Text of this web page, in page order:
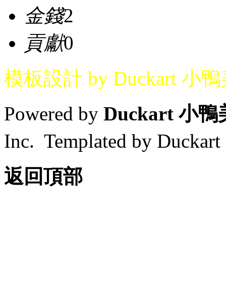
金錢2
貢獻0
模板設計 by Duckart 小
Powered by Duckart 小鴨
Inc. Templated by
返回頂部